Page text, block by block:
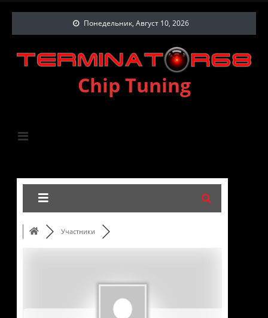
Понедельник, Август 10, 2026
Chip Tuning
Участники